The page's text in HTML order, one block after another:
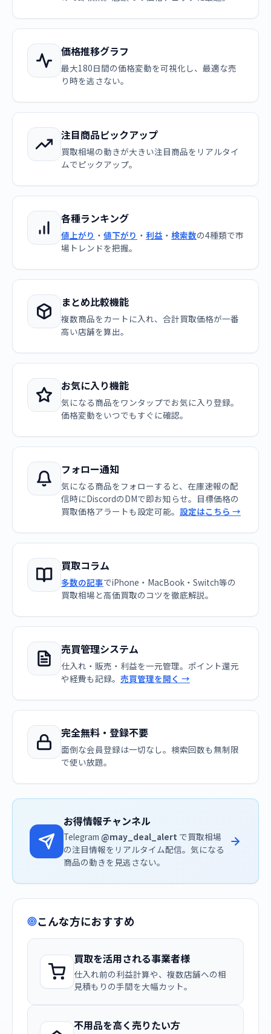
価格推移グラフ
最大180日間の価格変動を可視化し、最適な売
り時を逃さない。
注目商品ピックアップ
買取相場の動きが大きい注目商品をリアルタイ
ムでピックアップ。
各種ランキング
値上がり ・ 値下がり ・ 利益 ・ 検索数の4種類で市
場トレンドを把握。
まとめ比較機能
複数商品をカートに入れ、合計買取価格が一番
高い店舗を算出。
お気に入り機能
気になる商品をワンタップでお気に入り登録。
価格変動をいつでもすぐに確認。
フォロー通知
気になる商品をフォローすると、在庫速報の配
信時にDiscordのDMで即お知らせ。目標価格の
買取価格アラートも設定可能。 設定はこちら →
買取コラム
多数の記事でiPhone・MacBook・Switch等の
買取相場と高価買取のコツを徹底解説。
売買管理システム
仕入れ・販売・利益を一元管理。ポイント還元
や経費も記録。 売買管理を開く →
完全無料・登録不要
面倒な会員登録は一切なし。検索回数も無制限
で使い放題。
お得情報チャンネル
Telegram @may_deal_alert で買取相場
の注目情報をリアルタイム配信。気になる
商品の動きを見逃さない。
こんな方におすすめ
買取を活用される事業者様
仕入れ前の利益計算や、複数店舗への相
見積もりの手間を大幅カット。
不用品を高く売りたい方